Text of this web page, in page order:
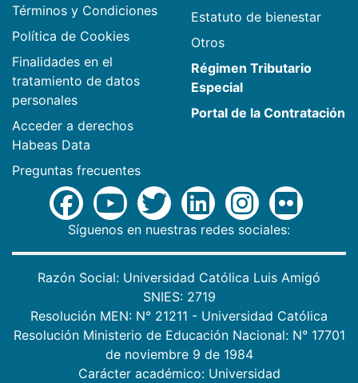
Términos y Condiciones
Política de Cookies
Finalidades en el
tratamiento de datos
personales
Acceder a derechos
Habeas Data
Preguntas frecuentes
Estatuto de bienestar
Otros
Régimen Tributario
Especial
Portal de la Contratación
Síguenos en nuestras redes sociales:
Razón Social: Universidad Católica Luis Amigó
SNIES: 2719
Resolución MEN: N° 21211 - Universidad Católica
Resolución Ministerio de Educación Nacional: N° 17701
de noviembre 9 de 1984
Carácter académico: Universidad